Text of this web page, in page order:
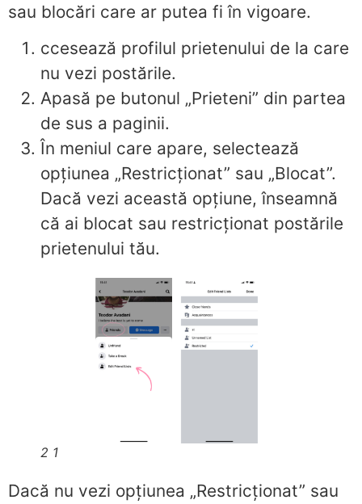
sau blocări care ar putea fi în vigoare.
ccesează profilul prietenului de la care
nu vezi postările.
Apasă pe butonul „Prieteni” din partea
de sus a paginii.
În meniul care apare, selectează
opțiunea „Restricționat” sau „Blocat”.
Dacă vezi această opțiune, înseamnă
că ai blocat sau restricționat postările
prietenului tău.
2 1
Dacă nu vezi opțiunea „Restricționat” sau